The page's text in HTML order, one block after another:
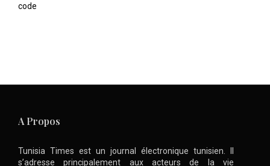
code
A Propos
Tunisia Times est un journal électronique tunisien. Il
s’adresse principalement aux acteurs de la vie